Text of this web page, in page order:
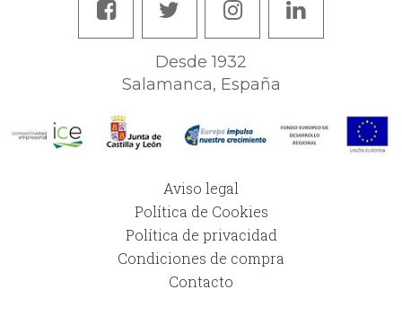
Desde 1932
Salamanca, España
Aviso legal
Política de Cookies
Política de privacidad
Condiciones de compra
Contacto